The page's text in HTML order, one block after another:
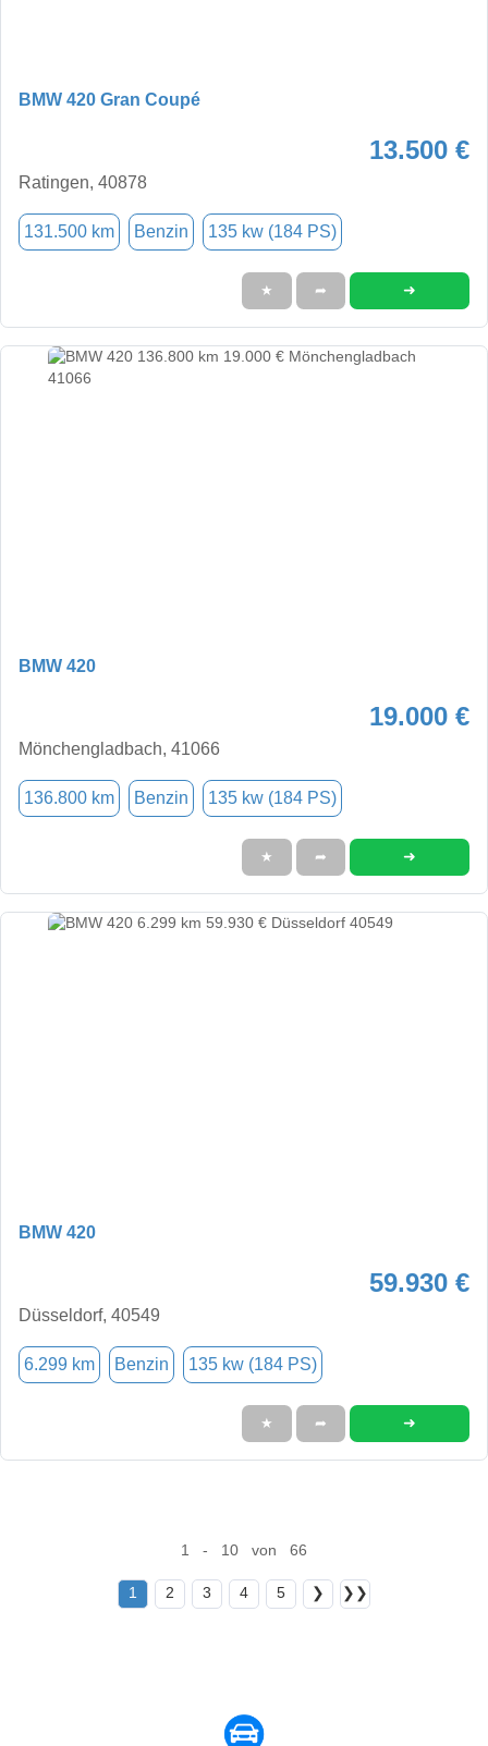
BMW 420 Gran Coupé
13.500 €
Ratingen, 40878
131.500 km Benzin 135 kw (184 PS)
★ ➦ ➜
BMW 420
19.000 €
Mönchengladbach, 41066
136.800 km Benzin 135 kw (184 PS)
★ ➦ ➜
BMW 420
59.930 €
Düsseldorf, 40549
6.299 km Benzin 135 kw (184 PS)
★ ➦ ➜
1 - 10 von 66
1 2 3 4 5 ❯ ❯❯